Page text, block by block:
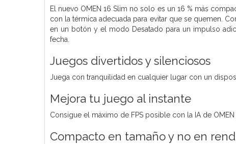
El nuevo OMEN 16 Slim no solo es un 16 % más
con la térmica adecuada para evitar que se quemen.
en un botón y el modo Desatado para un impulso
fecha.
Juegos divertidos y silenciosos
Juega con tranquilidad en cualquier lugar con un
Mejora tu juego al instante
Consigue el máximo de FPS posible con la IA de
Compacto en tamaño y no en